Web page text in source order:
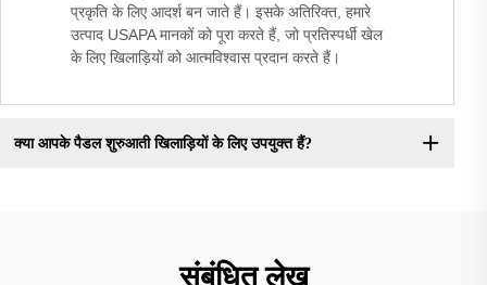
प्रकृति के लिए आदर्श बन जाते हैं। इसके अतिरिक्त, हमारे
उत्पाद USAPA मानकों को पूरा करते हैं, जो प्रतिस्पर्धी खेल
के लिए खिलाड़ियों को आत्मविश्वास प्रदान करते हैं।
क्या आपके पैडल शुरुआती खिलाड़ियों के लिए उपयुक्त हैं?
संबंधित लेख